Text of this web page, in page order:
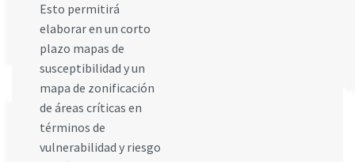
Esto permitirá
elaborar en un corto
plazo mapas de
susceptibilidad y un
mapa de zonificación
de áreas críticas en
términos de
vulnerabilidad y riesgo